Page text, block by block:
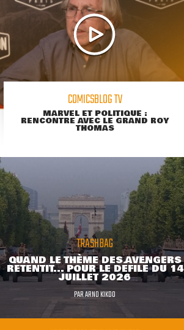
COMICSBLOG TV
MARVEL ET POLITIQUE :
RENCONTRE AVEC LE GRAND ROY
THOMAS
TRASHBAG
QUAND LE THÈME DES AVENGERS
RETENTIT... POUR LE DÉFILÉ DU 14
JUILLET 2026
PARARNO KIKOO